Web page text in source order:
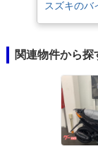
スズキのバ
関連物件から探